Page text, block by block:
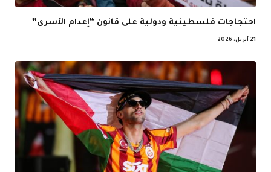
احتجاجات فلسطينية ودولية على قانون “إعدام الأسرى”
21 أبريل، 2026